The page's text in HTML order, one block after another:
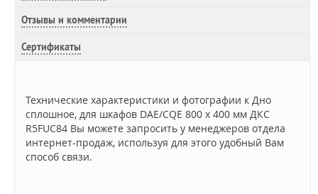
Отзывы и комментарии
Сертификаты
Технические характеристики и фотографии к Дно
сплошное, для шкафов DAE/CQE 800 x 400 мм ДКС
R5FUC84 Вы можете запросить у менеджеров отдела
интернет-продаж, используя для этого удобный Вам
способ связи.